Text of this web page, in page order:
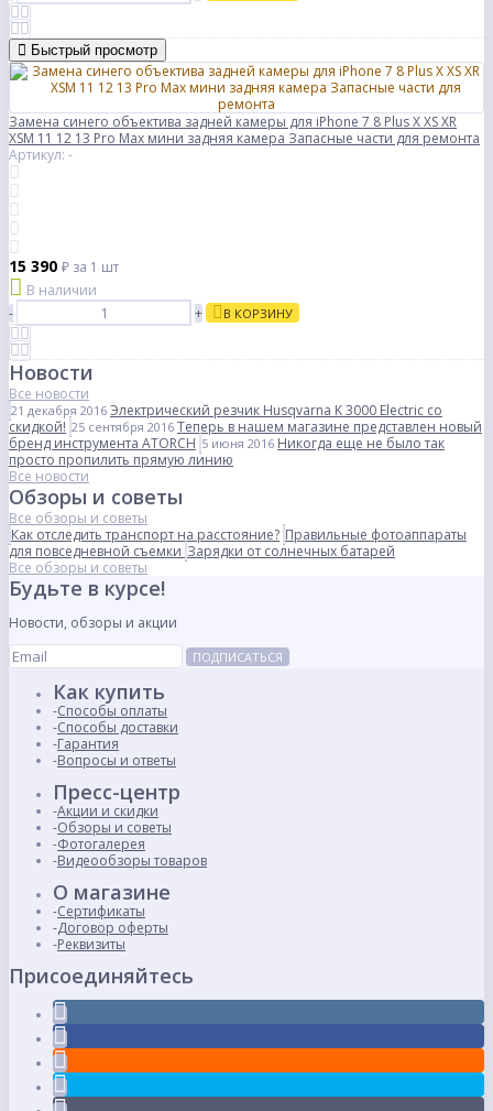
Быстрый просмотр
Замена синего объектива задней камеры для iPhone 7 8 Plus X XS XR
XSM 11 12 13 Pro Max мини задняя камера Запасные части для ремонта
Артикул: -
15 390 ₽ за 1 шт
В наличии
-
+ В КОРЗИНУ
Новости
Все новости
21 декабря 2016 Электрический резчик Husqvarna K 3000 Electric со
скидкой! 25 сентября 2016 Теперь в нашем магазине представлен новый
бренд инструмента ATORCH 5 июня 2016 Никогда еще не было так
просто пропилить прямую линию
Все новости
Обзоры и советы
Все обзоры и советы
Как отследить транспорт на расстояние? Правильные фотоаппараты
для повседневной съемки Зарядки от солнечных батарей
Все обзоры и советы
Будьте в курсе!
Новости, обзоры и акции
ПОДПИСАТЬСЯ
Как купить
Способы оплаты
Способы доставки
Гарантия
Вопросы и ответы
Пресс-центр
Акции и скидки
Обзоры и советы
Фотогалерея
Видеообзоры товаров
О магазине
Сертификаты
Договор оферты
Реквизиты
Присоединяйтесь